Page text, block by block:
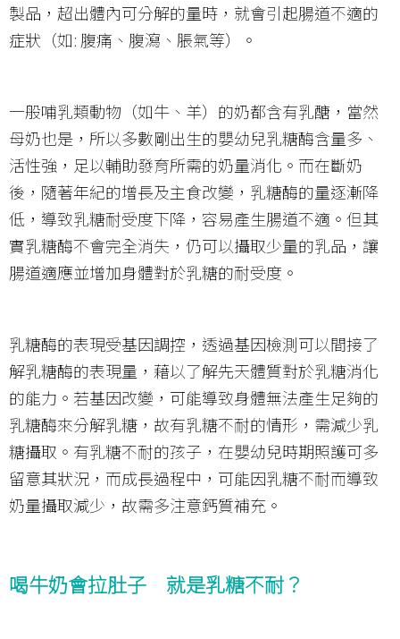
製品，超出體內可分解的量時，就會引起腸道不適的
症狀（如: 腹痛、腹瀉、脹氣等）。
一般哺乳類動物（如牛、羊）的奶都含有乳醣，當然
母奶也是，所以多數剛出生的嬰幼兒乳糖酶含量多、
活性強，足以輔助發育所需的奶量消化。而在斷奶
後，隨著年紀的增長及主食改變，乳糖酶的量逐漸降
低，導致乳糖耐受度下降，容易產生腸道不適。但其
實乳糖酶不會完全消失，仍可以攝取少量的乳品，讓
腸道適應並增加身體對於乳糖的耐受度。
乳糖酶的表現受基因調控，透過基因檢測可以間接了
解乳糖酶的表現量，藉以了解先天體質對於乳糖消化
的能力。若基因改變，可能導致身體無法產生足夠的
乳糖酶來分解乳糖，故有乳糖不耐的情形，需減少乳
糖攝取。有乳糖不耐的孩子，在嬰幼兒時期照護可多
留意其狀況，而成長過程中，可能因乳糖不耐而導致
奶量攝取減少，故需多注意鈣質補充。
喝牛奶會拉肚子 就是乳糖不耐？